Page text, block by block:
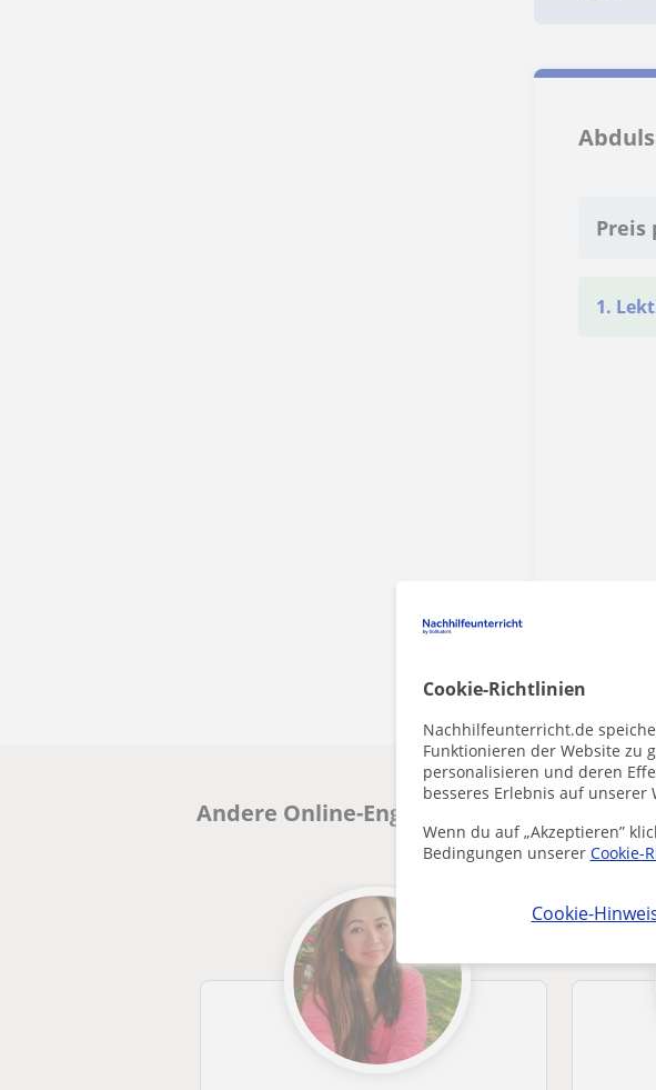
Cookie-Richtlinien
Nachhilfeunterricht.de
Funktionieren der Website zu
personalisieren und deren
besseres Erlebnis auf unserer
Wenn du auf „Akzeptieren”
Bedingungen unserer Cookie-
Cookie-
Preis
1.
Andere Online-EnglischLehrer die dich